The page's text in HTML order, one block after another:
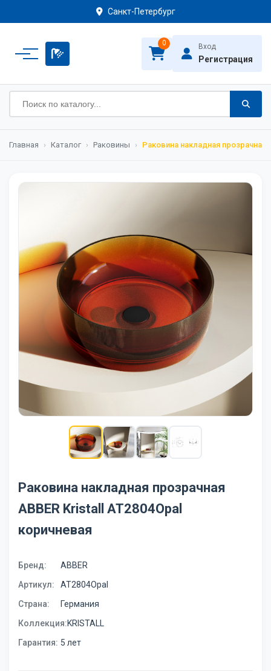
Санкт-Петербург
0 Вход
Регистрация
Главная › Каталог › Раковины › Раковина накладная прозрачная
Раковина накладная прозрачная
ABBER Kristall AT2804Opal
коричневая
Бренд:
ABBER
Артикул:
AT2804Opal
Страна:
Германия
Коллекция:KRISTALL
Гарантия: 5 лет